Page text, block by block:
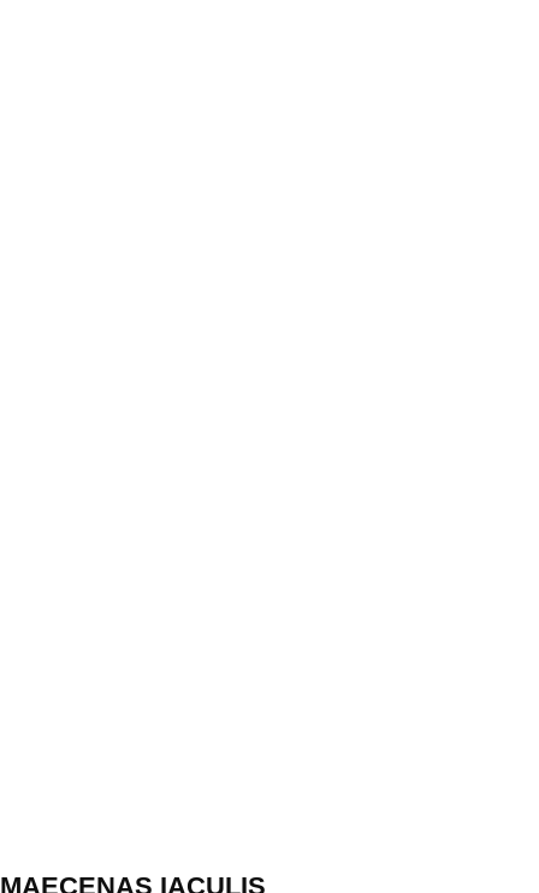
MAECENAS IACULIS